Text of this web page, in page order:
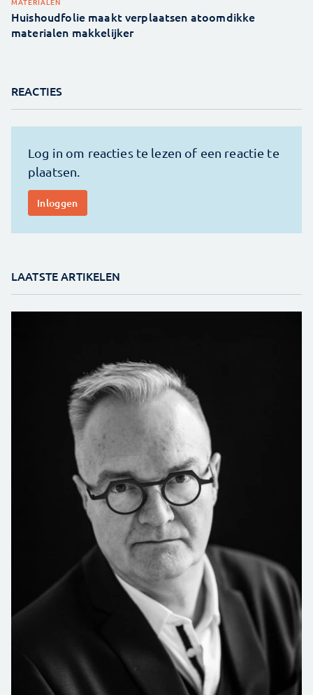
Huishoudfolie maakt verplaatsen atoomdikke
materialen makkelijker
REACTIES
LAATSTE ARTIKELEN